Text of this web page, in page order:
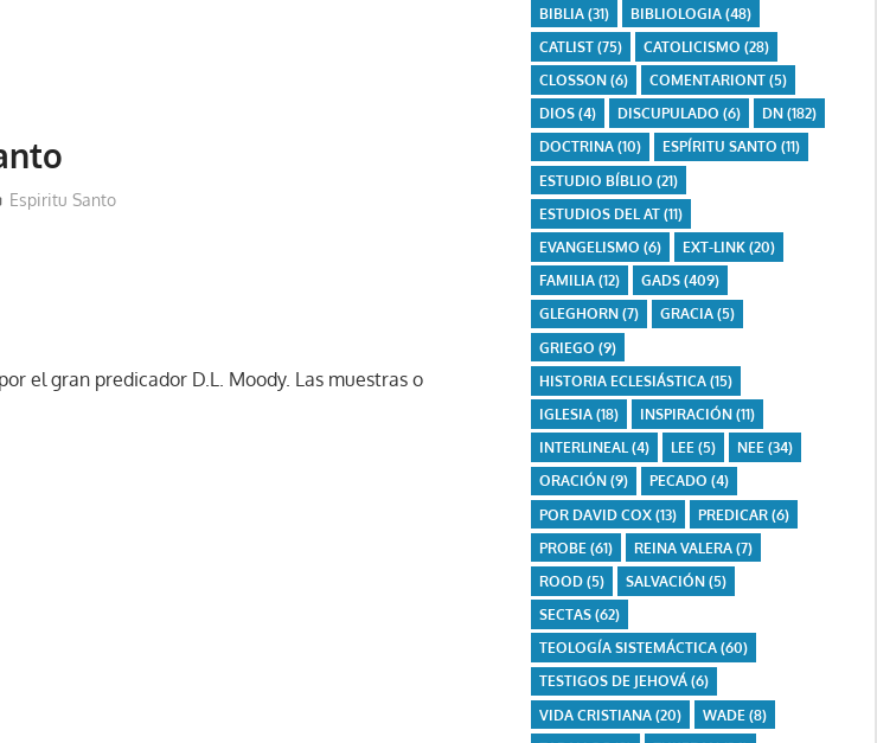
Espiritu Santo
el gran predicador D.L. Moody. Las muestras o
BIBLIA(31) BIBLIOLOGIA(48)
CATLIST(75) CATOLICISMO (28)
CLOSSON(6) COMENTARIONT(5)
DIOS(4) DISCUPULADO (6) DN(182)
DOCTRINA(10) ESPÍRITU SANTO (11)
ESTUDIO BÍBLIO (21)
ESTUDIOS DEL AT(11)
EVANGELISMO (6) EXT-LINK(20)
FAMILIA(12) GADS(409)
GLEGHORN(7) GRACIA(5)
GRIEGO (9)
HISTORIA ECLESIÁSTICA(15)
IGLESIA(18) INSPIRACIÓN(11)
INTERLINEAL(4) LEE(5) NEE(34)
ORACIÓN(9) PECADO (4)
POR DAVID COX(13) PREDICAR(6)
PROBE (61) REINA VALERA(7)
ROOD(5) SALVACIÓN(5)
SECTAS(62)
TEOLOGÍA SISTEMÁCTICA(60)
TESTIGOS DE JEHOVÁ(6)
VIDA CRISTIANA(20) WADE (8)